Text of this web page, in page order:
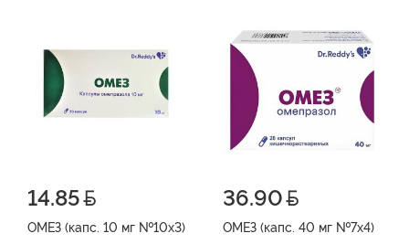
14.85
ОМЕЗ (капс. 10 мг №10х3)
36.90
ОМЕЗ (капс. 40 мг №7х4)